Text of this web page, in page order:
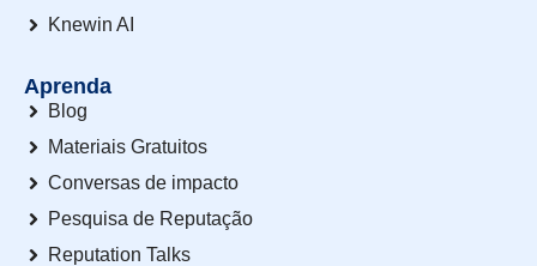
Knewin AI
Aprenda
Blog
Materiais Gratuitos
Conversas de impacto
Pesquisa de Reputação
Reputation Talks